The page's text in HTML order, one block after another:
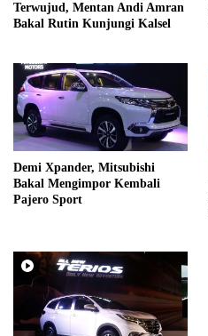
Terwujud, Mentan Andi Amran
Bakal Rutin Kunjungi Kalsel
Demi Xpander, Mitsubishi
Bakal Mengimpor Kembali
Pajero Sport